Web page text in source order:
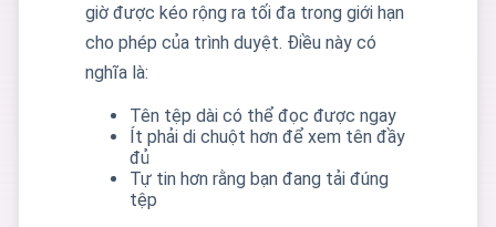
giờ được kéo rộng ra tối đa trong giới hạn
cho phép của trình duyệt. Điều này có
nghĩa là:
Tên tệp dài có thể đọc được ngay
Ít phải di chuột hơn để xem tên đầy
đủ
Tự tin hơn rằng bạn đang tải đúng
tệp